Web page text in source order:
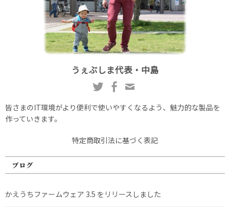
うぇぶしま代表・中島
皆さまのIT環境がより便利で使いやすくなるよう、魅力的な製品を
作っていきます。
特定商取引法に基づく表記
ブログ
かえうちファームウェア 3.5 をリリースしました